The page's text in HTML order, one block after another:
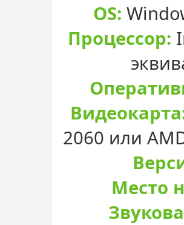
OS:
Процессор:
2060 или
Место